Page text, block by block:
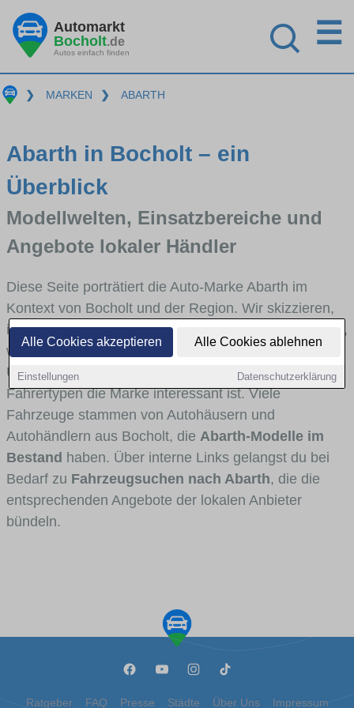
Alle Cookies akzeptieren Alle Cookies ablehnen
Einstellungen Datenschutzerklärung
Automarkt
Bocholt.de
Autos einfach finden
☰
❯ MARKEN ❯ ABARTH
Abarth in Bocholt – ein
Überblick
Modellwelten, Einsatzbereiche und
Angebote lokaler Händler
Diese Seite porträtiert die Auto-Marke Abarth im
Kontext von Bocholt und der Region. Wir skizzieren,
in welchen Fahrzeugklassen Abarth stark vertreten ist,
welche Modellreihen häufig im Stadt- und
Umlandverkehr zu sehen sind und für welche
Fahrertypen die Marke interessant ist. Viele
Fahrzeuge stammen von Autohäusern und
Autohändlern aus Bocholt, die Abarth-Modelle im
Bestand haben. Über interne Links gelangst du bei
Bedarf zu Fahrzeugsuchen nach Abarth, die die
entsprechenden Angebote der lokalen Anbieter
bündeln.
Ratgeber FAQ Presse Städte Über Uns Impressum